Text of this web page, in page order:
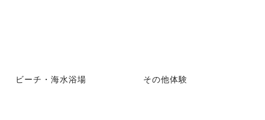
ビーチ・海水浴場 その他体験